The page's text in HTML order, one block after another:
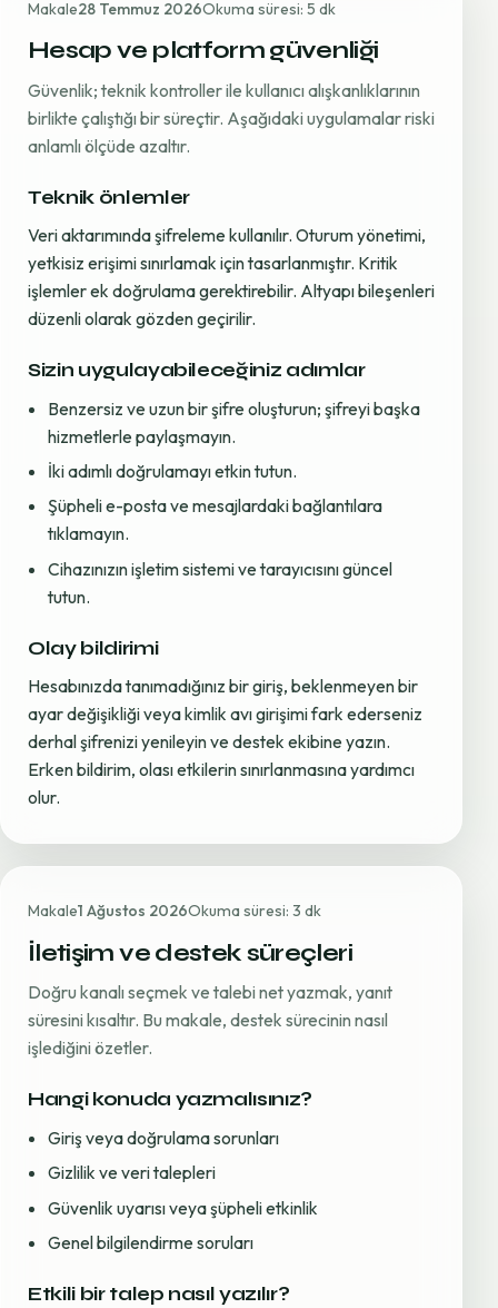
Makale28 Temmuz 2026Okuma süresi: 5 dk
Hesap ve platform güvenliği
Güvenlik; teknik kontroller ile kullanıcı alışkanlıklarının
birlikte çalıştığı bir süreçtir. Aşağıdaki uygulamalar riski
anlamlı ölçüde azaltır.
Teknik önlemler
Veri aktarımında şifreleme kullanılır. Oturum yönetimi,
yetkisiz erişimi sınırlamak için tasarlanmıştır. Kritik
işlemler ek doğrulama gerektirebilir. Altyapı bileşenleri
düzenli olarak gözden geçirilir.
Sizin uygulayabileceğiniz adımlar
Benzersiz ve uzun bir şifre oluşturun; şifreyi başka
hizmetlerle paylaşmayın.
İki adımlı doğrulamayı etkin tutun.
Şüpheli e-posta ve mesajlardaki bağlantılara
tıklamayın.
Cihazınızın işletim sistemi ve tarayıcısını güncel
tutun.
Olay bildirimi
Hesabınızda tanımadığınız bir giriş, beklenmeyen bir
ayar değişikliği veya kimlik avı girişimi fark ederseniz
derhal şifrenizi yenileyin ve destek ekibine yazın.
Erken bildirim, olası etkilerin sınırlanmasına yardımcı
olur.
Makale1 Ağustos 2026Okuma süresi: 3 dk
İletişim ve destek süreçleri
Doğru kanalı seçmek ve talebi net yazmak, yanıt
süresini kısaltır. Bu makale, destek sürecinin nasıl
işlediğini özetler.
Hangi konuda yazmalısınız?
Giriş veya doğrulama sorunları
Gizlilik ve veri talepleri
Güvenlik uyarısı veya şüpheli etkinlik
Genel bilgilendirme soruları
Etkili bir talep nasıl yazılır?